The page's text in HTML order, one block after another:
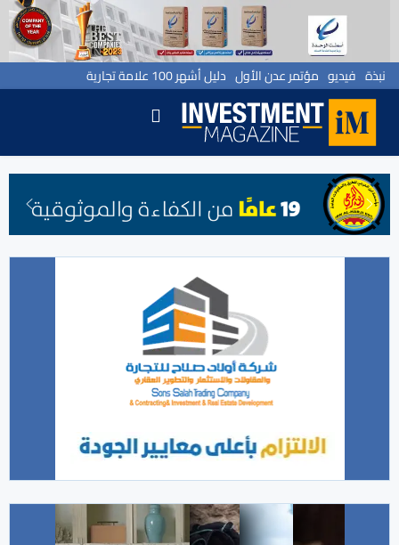
نبذة فيديو مؤتمر عدن الأول دليل أشهر 100 علامة تجارية